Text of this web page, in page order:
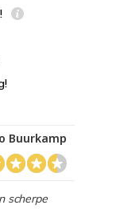
Buurkamp
scherpe